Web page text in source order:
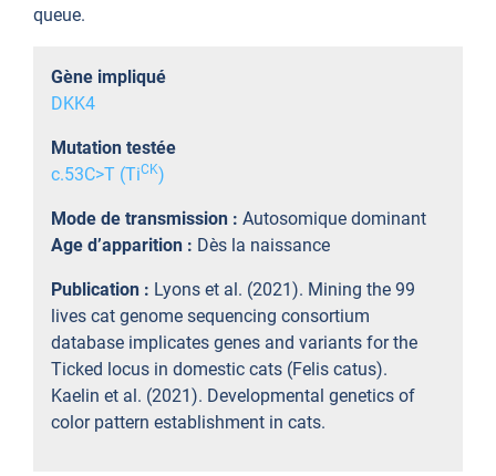
queue.
Gène impliqué
DKK4
Mutation testée
c.53C>T (TiCK)
Mode de transmission : Autosomique dominant
Age d’apparition : Dès la naissance
Publication : Lyons et al. (2021). Mining the 99
lives cat genome sequencing consortium
database implicates genes and variants for the
Ticked locus in domestic cats (Felis catus).
Kaelin et al. (2021). Developmental genetics of
color pattern establishment in cats.